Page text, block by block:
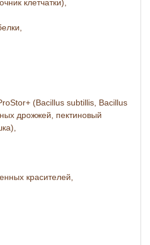
клетчатки),
(Bacillus subtillis, Bacillus
дрожжей, пектиновый
красителей,